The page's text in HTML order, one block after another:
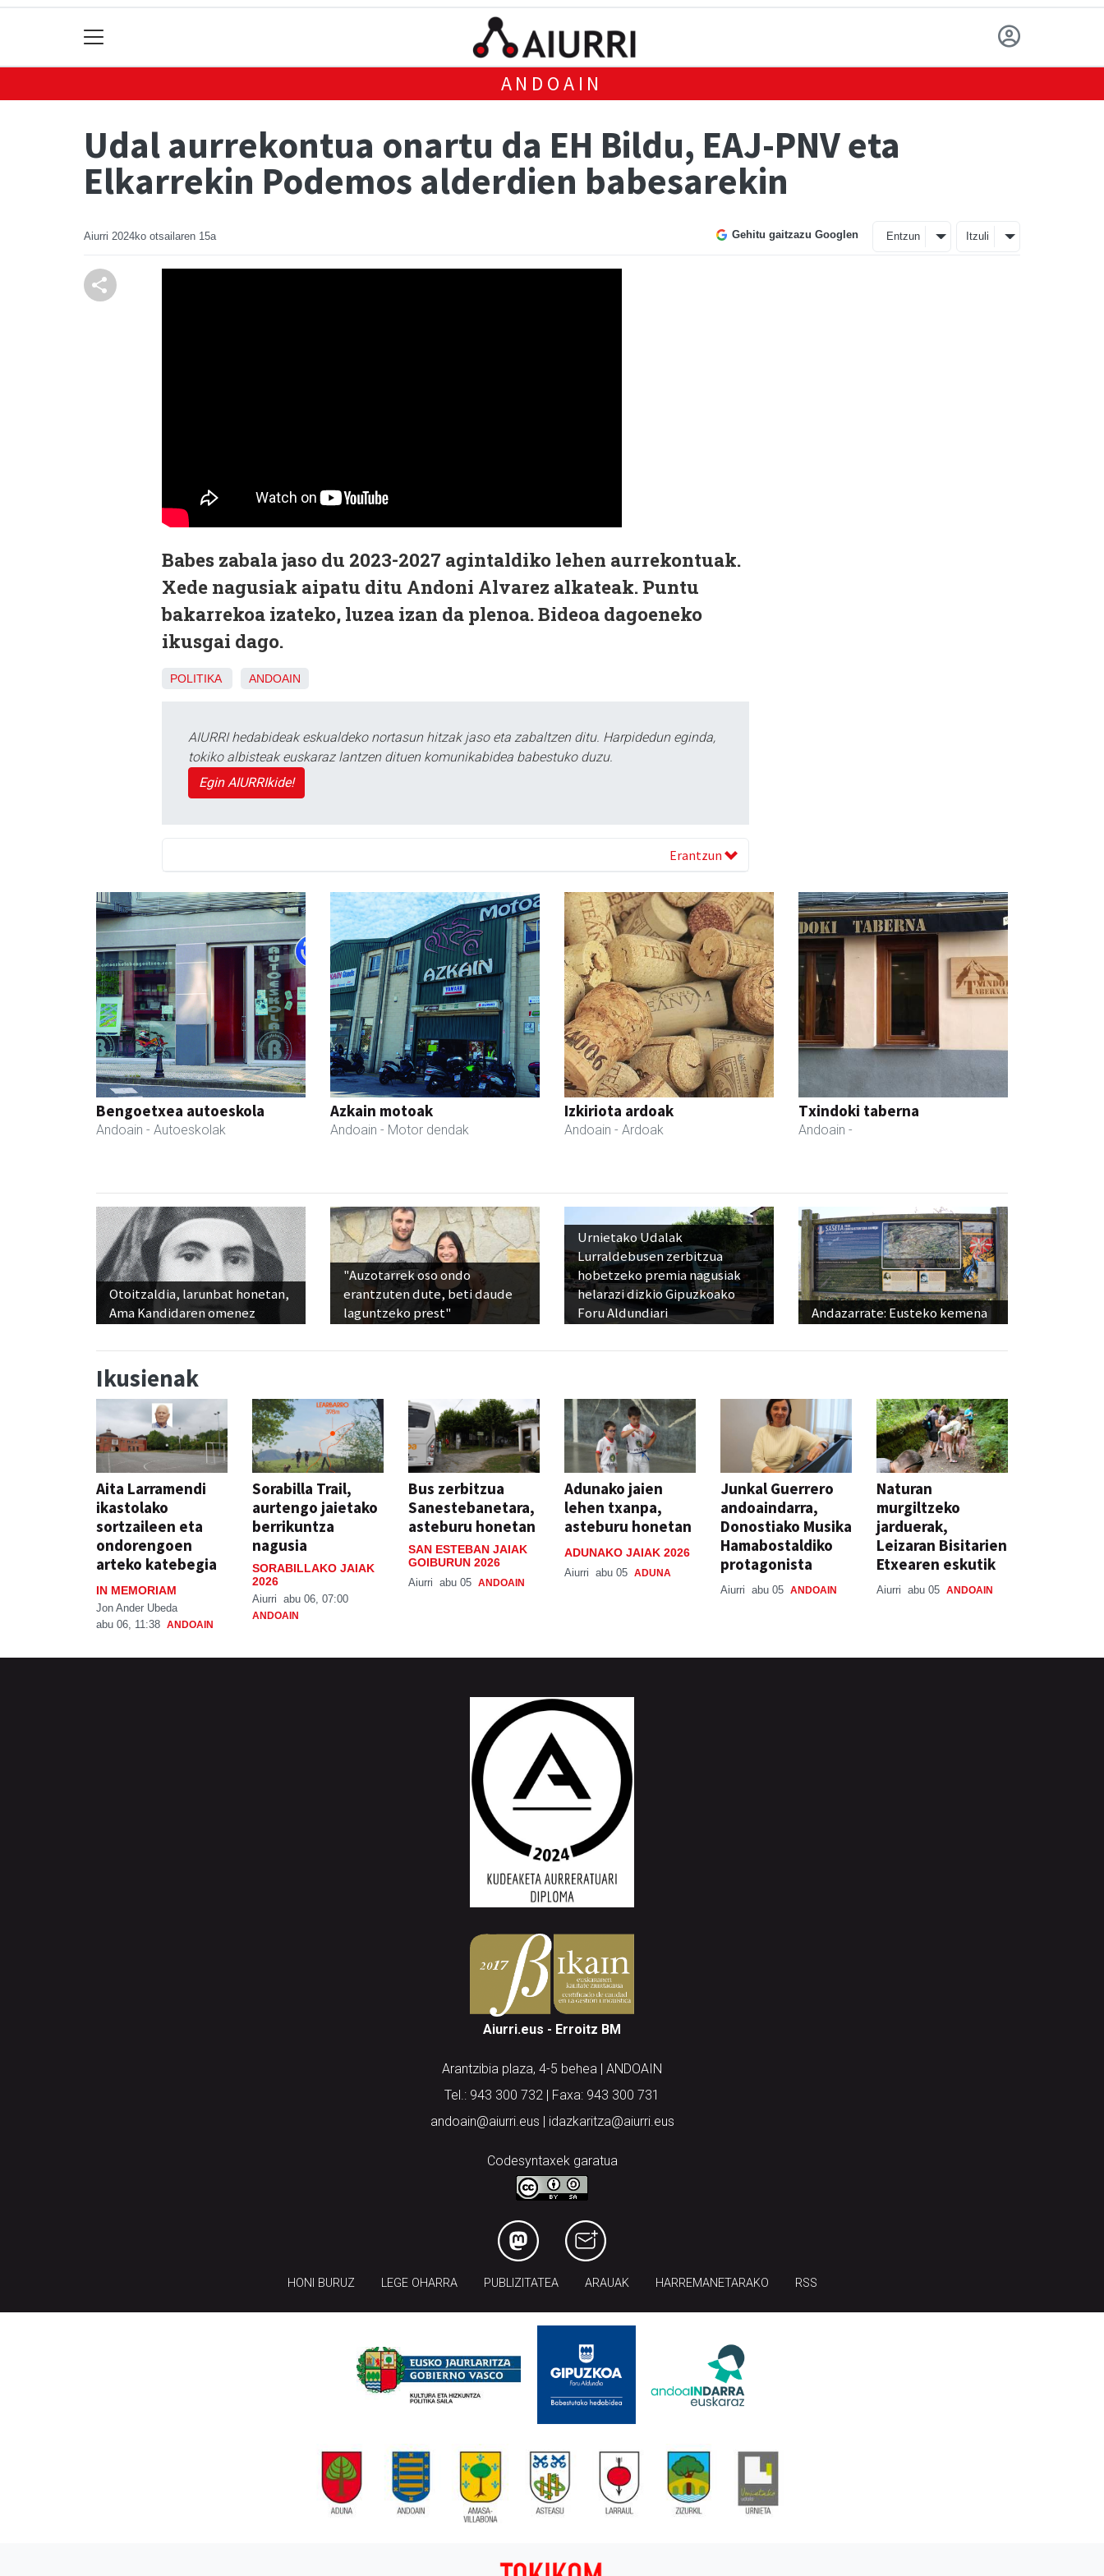
ANDOAIN
Udal aurrekontua onartu da EH Bildu, EAJ-PNV eta
Elkarrekin Podemos alderdien babesarekin
Aiurri 2024ko otsailaren 15a Gehitu gaitzazu Googlen Entzun Itzuli
Babes zabala jaso du 2023-2027 agintaldiko lehen aurrekontuak.
Xede nagusiak aipatu ditu Andoni Alvarez alkateak. Puntu
bakarrekoa izateko, luzea izan da plenoa. Bideoa dagoeneko
ikusgai dago.
POLITIKA ANDOAIN
AIURRI hedabideak eskualdeko nortasun hitzak jaso eta zabaltzen ditu. Harpidedun eginda,
tokiko albisteak euskaraz lantzen dituen komunikabidea babestuko duzu.
Egin AIURRIkide!
Erantzun
Bengoetxea autoeskola
Andoain - Autoeskolak
Azkain motoak
Andoain - Motor dendak
Izkiriota ardoak
Andoain - Ardoak
Txindoki taberna
Andoain -
Otoitzaldia, larunbat honetan,
Ama Kandidaren omenez
"Auzotarrek oso ondo
erantzuten dute, beti daude
laguntzeko prest"
Urnietako Udalak
Lurraldebusen zerbitzua
hobetzeko premia nagusiak
helarazi dizkio Gipuzkoako
Foru Aldundiari
Andazarrate: Eusteko kemena
Ikusienak
Aita Larramendi
ikastolako
sortzaileen eta
ondorengoen
arteko katebegia
IN MEMORIAM
Jon Ander Ubeda
abu 06, 11:38 ANDOAIN
Sorabilla Trail,
aurtengo jaietako
berrikuntza
nagusia
SORABILLAKO JAIAK
2026
Aiurri abu 06, 07:00
ANDOAIN
Bus zerbitzua
Sanestebanetara,
asteburu honetan
SAN ESTEBAN JAIAK
GOIBURUN 2026
Aiurri abu 05 ANDOAIN
Adunako jaien
lehen txanpa,
asteburu honetan
ADUNAKO JAIAK 2026
Aiurri abu 05 ADUNA
Junkal Guerrero
andoaindarra,
Donostiako Musika
Hamabostaldiko
protagonista
Aiurri abu 05 ANDOAIN
Naturan
murgiltzeko
jarduerak,
Leizaran Bisitarien
Etxearen eskutik
Aiurri abu 05 ANDOAIN
Aiurri.eus - Erroitz BM
Arantzibia plaza, 4-5 behea | ANDOAIN
Tel.: 943 300 732 | Faxa: 943 300 731
andoain@aiurri.eus | idazkaritza@aiurri.eus
Codesyntaxek garatua
HONI BURUZ LEGE OHARRA PUBLIZITATEA ARAUAK HARREMANETARAKO RSS